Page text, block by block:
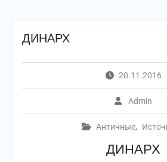
ДИНАРХ
20.11.2016
Admin
Античные,
ДИНАРХ